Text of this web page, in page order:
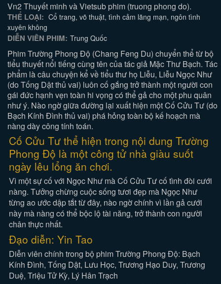
Vn2 Thuyết minh và Vietsub phim (truong phong do).
THỂ LOẠI: Cổ trang, võ thuật, tình cảm lãng mạn, ngôn tình
xuyên không
DIỄN VIÊN PHIM: Trung Quốc
Phim Trường Phong Độ (Chang Feng Du) chuyển thể từ bộ
tiểu thuyết nổi tiếng cùng tên của tác giả Mặc Thư Bạch. Tác
phẩm là câu chuyện kể về tiểu thư họ Liễu, Liễu Ngọc Như
(do Tống Dật thủ vai) luôn cố gắng trở thành một người con
gái đức hạnh vẹn toàn hi vọng có thể gả cho một phu quân
như ý. Nào ngờ giữa đường lại xuất hiện một Cố Cửu Tư (do
Bạch Kính Đình thủ vai) phá hỏng toàn bộ kế hoạch mà
nàng dày công tính toán.
Cố Cửu Tư thể hiện trong nội dung Trường
Phong Độ là một công tử nhà giàu suốt
ngày lêu lổng ăn chơi.
Vì một sự cố với Ngọc Như mà Cố Cửu Tư cố tình đòi cưới
nàng. Tưởng chừng cuộc sống tươi đẹp mà Ngọc Như
từng ao ước dập tắt từ đây, nào ngờ chính vì lần gả cưới
này mà nàng có thể bộc lộ tài năng, trở thành con người
chân thực nhất.
Đạo diễn: Yin Tao
Diễn viên chính trong bộ phim Trường Phong Độ: Bạch
Kính Đình, Tống Dật, Lưu Học, Trương Hạo Duy, Trương
Duệ, Triệu Tử Kỳ, Lý Hân Trạch